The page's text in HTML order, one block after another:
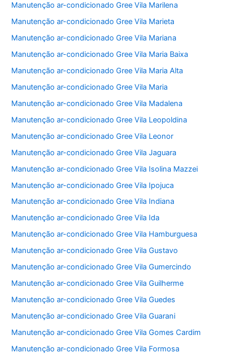
Manutenção ar-condicionado Gree Vila Marilena
Manutenção ar-condicionado Gree Vila Marieta
Manutenção ar-condicionado Gree Vila Mariana
Manutenção ar-condicionado Gree Vila Maria Baixa
Manutenção ar-condicionado Gree Vila Maria Alta
Manutenção ar-condicionado Gree Vila Maria
Manutenção ar-condicionado Gree Vila Madalena
Manutenção ar-condicionado Gree Vila Leopoldina
Manutenção ar-condicionado Gree Vila Leonor
Manutenção ar-condicionado Gree Vila Jaguara
Manutenção ar-condicionado Gree Vila Isolina Mazzei
Manutenção ar-condicionado Gree Vila Ipojuca
Manutenção ar-condicionado Gree Vila Indiana
Manutenção ar-condicionado Gree Vila Ida
Manutenção ar-condicionado Gree Vila Hamburguesa
Manutenção ar-condicionado Gree Vila Gustavo
Manutenção ar-condicionado Gree Vila Gumercindo
Manutenção ar-condicionado Gree Vila Guilherme
Manutenção ar-condicionado Gree Vila Guedes
Manutenção ar-condicionado Gree Vila Guarani
Manutenção ar-condicionado Gree Vila Gomes Cardim
Manutenção ar-condicionado Gree Vila Formosa